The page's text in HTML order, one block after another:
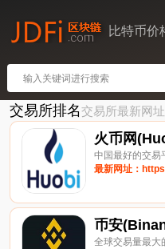
比特币价
交易所排名交易所最新网址
火币网
中国最好的交易
最新网址：
币安
全球交易量最大